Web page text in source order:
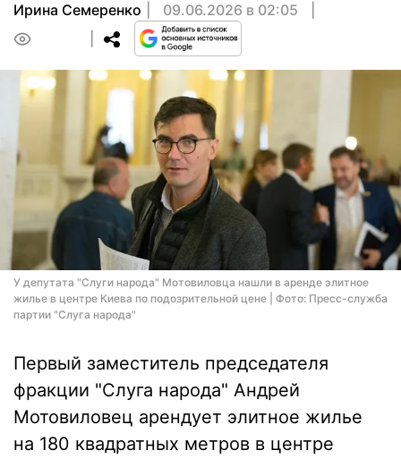
Ирина Семеренко
09.06.2026 в 02:05
У депутата "Слуги народа" Мотовиловца нашли в аренде элитное
жилье в центре Киева по подозрительной цене | Фото: Пресc-служба
партии "Слуга народа"
Первый заместитель председателя
фракции "Слуга народа" Андрей
Мотовиловец арендует элитное жилье
на 180 квадратных метров в центре